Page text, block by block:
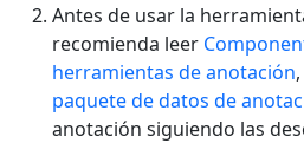
Antes de usar la
recomienda leer
herramientas de anotación,
paquete de datos de
anotación siguiendo las